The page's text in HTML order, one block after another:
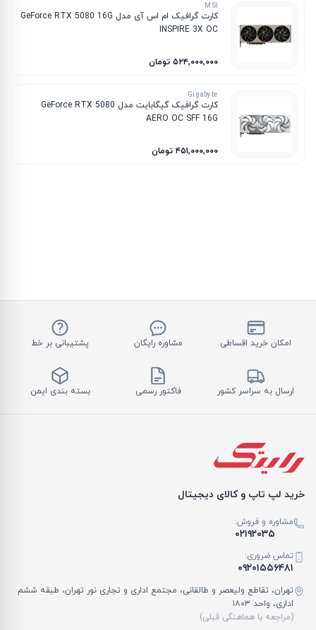
MSI
کارت گرافیک ام‌ اس‌ آی مدل GeForce RTX 5080 16G
INSPIRE 3X OC
۵۲۴٬۰۰۰٬۰۰۰ تومان
Gigabyte
کارت گرافیک گیگابایت مدل GeForce RTX 5080
AERO OC SFF 16G
۴۵۱٬۰۰۰٬۰۰۰ تومان
امکان خرید اقساطی مشاوره رایگان پشتیبانی بر خط
ارسال به سراسر کشور فاکتور رسمی بسته بندی ایمن
خرید لپ تاپ و کالای دیجیتال
مشاوره و فروش:
۰۲۱۹۲۰۳۵
تماس ضروری:
۰۹۲۰۱۵۵۶۴۸۱
تهران، تقاطع ولیعصر و طالقانی، مجتمع اداری و تجاری نور تهران، طبقه ششم
اداری، واحد ۱۸۰۳
(مراجعه با هماهنگی قبلی)